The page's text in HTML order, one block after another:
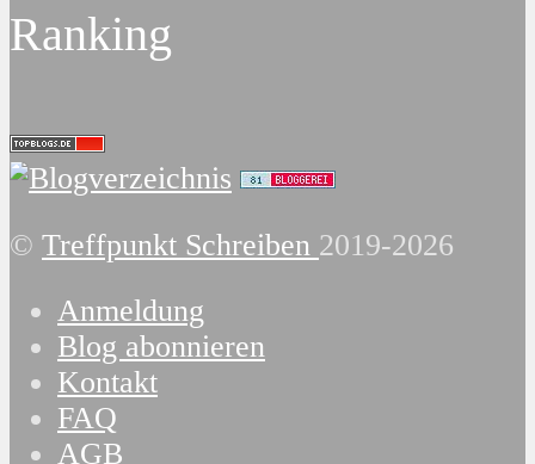
Ranking
© Treffpunkt Schreiben 2019-2026
Anmeldung
Blog abonnieren
Kontakt
FAQ
AGB